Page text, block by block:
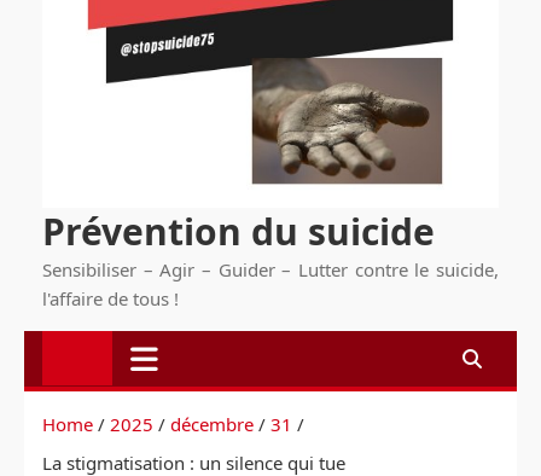
Prévention du suicide
Sensibiliser – Agir – Guider – Lutter contre le suicide,
l'affaire de tous !
Home 2025 décembre
31
La stigmatisation : un silence qui tue